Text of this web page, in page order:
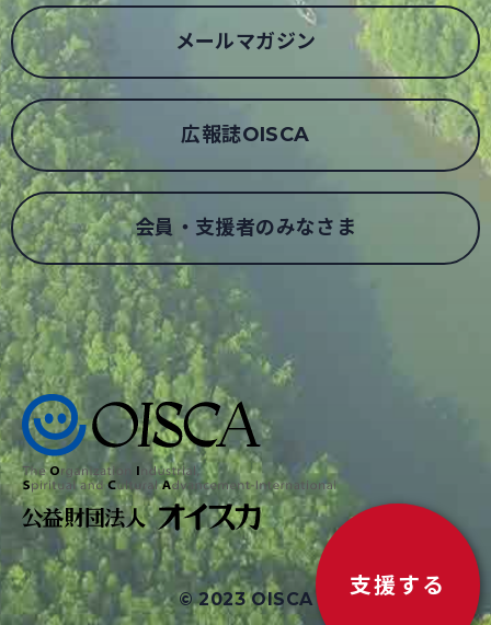
支援する
メールマガジン
広報誌OISCA
会員・支援者のみなさま
© 2023 OISCA